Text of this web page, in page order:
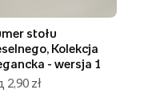
stołu
Kolekcja
- wersja 1
2,90 zł